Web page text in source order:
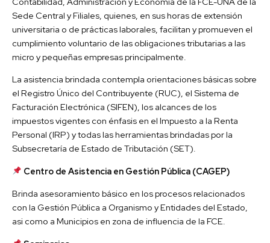
Sede Central y Filiales, quienes, en sus horas de extensión
universitaria o de prácticas laborales, facilitan y promueven el
cumplimiento voluntario de las obligaciones tributarias a las
micro y pequeñas empresas principalmente.
La asistencia brindada contempla orientaciones básicas sobre
el Registro Único del Contribuyente (RUC), el Sistema de
Facturación Electrónica (SIFEN), los alcances de los
impuestos vigentes con énfasis en el Impuesto a la Renta
Personal (IRP) y todas las herramientas brindadas por la
Subsecretaría de Estado de Tributación (SET).
Centro de Asistencia en Gestión Pública (CAGEP)
Brinda asesoramiento básico en los procesos relacionados
con la Gestión Pública a Organismo y Entidades del Estado,
asi como a Municipios en zona de influencia de la FCE.